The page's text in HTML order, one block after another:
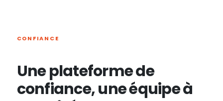
CONFIANCE
Une plateforme de
confiance, une équipe à